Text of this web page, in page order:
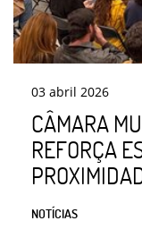
03 abril 2026
CÂMARA
REFORÇA
NOTÍCIAS